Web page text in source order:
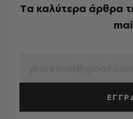
Tα καλύτερα άρθρα